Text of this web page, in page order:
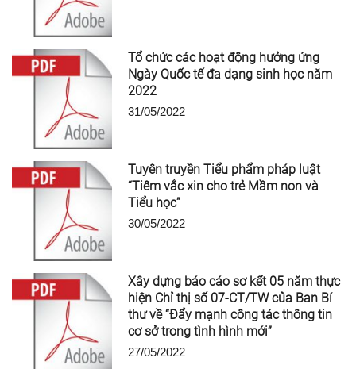
Tổ chức các hoạt động hưởng ứng
Ngày Quốc tế đa dạng sinh học năm
2022
31/05/2022
Tuyên truyền Tiểu phẩm pháp luật
“Tiêm vắc xin cho trẻ Mầm non và
Tiểu học”
30/05/2022
Xây dựng báo cáo sơ kết 05 năm thực
hiện Chỉ thị số 07-CT/TW của Ban Bí
thư về “Đẩy mạnh công tác thông tin
cơ sở trong tình hình mới”
27/05/2022